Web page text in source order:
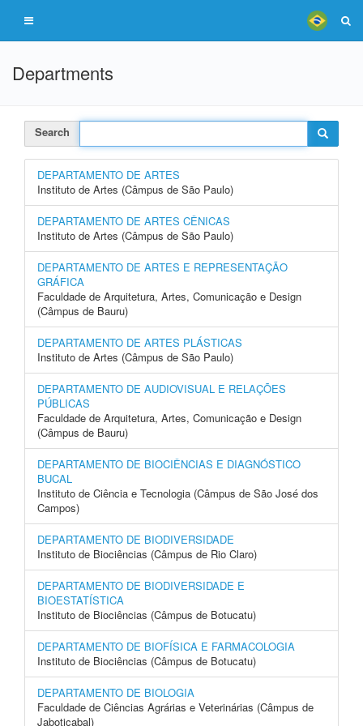
Departments
Search
DEPARTAMENTO DE ARTES
Instituto de Artes (Câmpus de São Paulo)
DEPARTAMENTO DE ARTES CÊNICAS
Instituto de Artes (Câmpus de São Paulo)
DEPARTAMENTO DE ARTES E REPRESENTAÇÃO
GRÁFICA
Faculdade de Arquitetura, Artes, Comunicação e Design
(Câmpus de Bauru)
DEPARTAMENTO DE ARTES PLÁSTICAS
Instituto de Artes (Câmpus de São Paulo)
DEPARTAMENTO DE AUDIOVISUAL E RELAÇÕES
PÚBLICAS
Faculdade de Arquitetura, Artes, Comunicação e Design
(Câmpus de Bauru)
DEPARTAMENTO DE BIOCIÊNCIAS E DIAGNÓSTICO
BUCAL
Instituto de Ciência e Tecnologia (Câmpus de São José dos
Campos)
DEPARTAMENTO DE BIODIVERSIDADE
Instituto de Biociências (Câmpus de Rio Claro)
DEPARTAMENTO DE BIODIVERSIDADE E
BIOESTATÍSTICA
Instituto de Biociências (Câmpus de Botucatu)
DEPARTAMENTO DE BIOFÍSICA E FARMACOLOGIA
Instituto de Biociências (Câmpus de Botucatu)
DEPARTAMENTO DE BIOLOGIA
Faculdade de Ciências Agrárias e Veterinárias (Câmpus de
Jaboticabal)